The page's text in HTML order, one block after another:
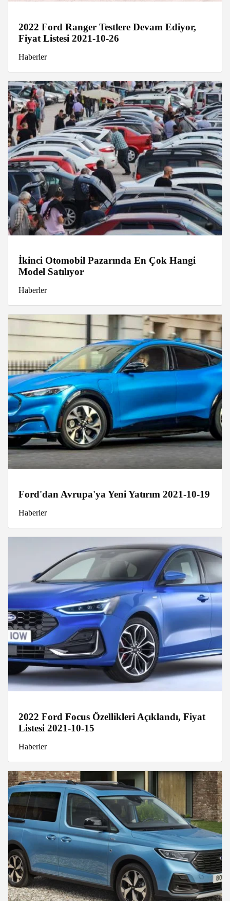
2022 Ford Ranger Testlere Devam Ediyor,
Fiyat Listesi 2021-10-26
Haberler
İkinci Otomobil Pazarında En Çok Hangi
Model Satılıyor
Haberler
Ford'dan Avrupa'ya Yeni Yatırım 2021-10-19
Haberler
2022 Ford Focus Özellikleri Açıklandı, Fiyat
Listesi 2021-10-15
Haberler